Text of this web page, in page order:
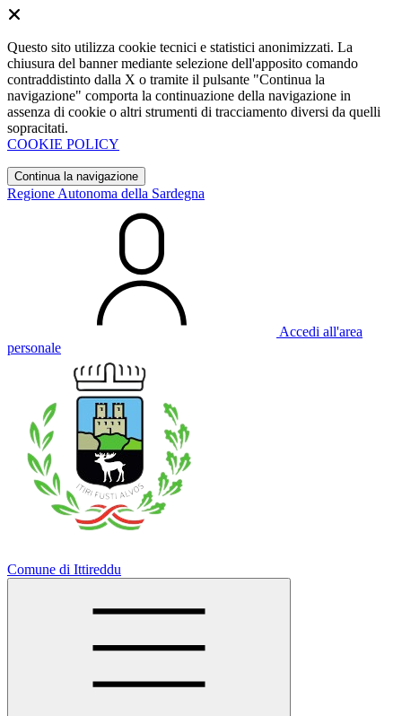
Questo sito utilizza cookie tecnici e statistici anonimizzati. La
chiusura del banner mediante selezione dell'apposito comando
contraddistinto dalla X o tramite il pulsante "Continua la
navigazione" comporta la continuazione della navigazione in
assenza di cookie o altri strumenti di tracciamento diversi da quelli
sopracitati.
COOKIE POLICY
Continua la navigazione
Regione Autonoma della Sardegna
Accedi all'area
personale
Comune di Ittireddu